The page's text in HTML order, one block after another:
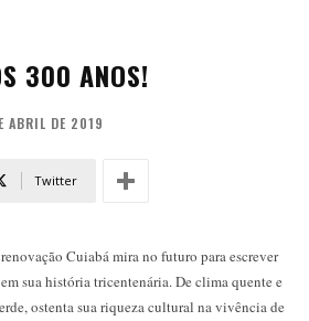
300 ANOS!
ABRIL DE 2019
Twitter
Cuiabá mira no futuro para escrever
sua história tricentenária. De clima quente e
ostenta sua riqueza cultural na vivência de